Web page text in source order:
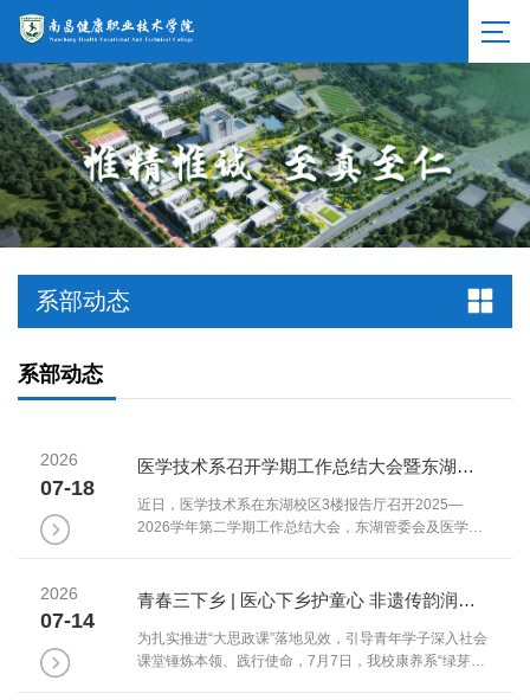
系部动态
系部动态
2026
07-18
医学技术系召开学期工作总结大会暨东湖校区安全大检查——总结赋能 安全护航
近日，医学技术系在东湖校区3楼报告厅召开2025—
2026学年第二学期工作总结大会，东湖管委会及医学技
织开展了全校区安全大检查，以实际行动筑牢安全防
分准备。会议伊始，系部党建工作、教务工作、学工团
学工作、办公室工作相关教师代表逐一围绕各自领域进
2026
07-14
青春三下乡 | 医心下乡护童心 非遗传韵润乡村——康养系“绿芽筑梦”志愿服务队万安田北村纪实（二）
为扎实推进“大思政课”落地见效，引导青年学子深入社会
课堂锤炼本领、践行使命，7月7日，我校康养系“绿芽筑